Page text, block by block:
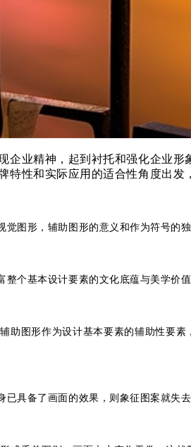
业精神，起到衬托和强化企业
性和实际应用的适合性角度出发
图形，辅助图形的意义和作为符号的
个基本设计要素的文化底蕴与美学价值
助图形作为设计基本要素的辅助性要
具备了画面的效果，则象征图案就失